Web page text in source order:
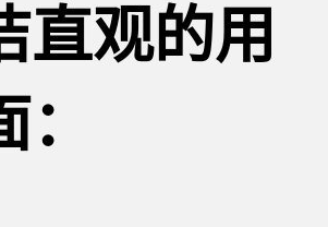
直观的用